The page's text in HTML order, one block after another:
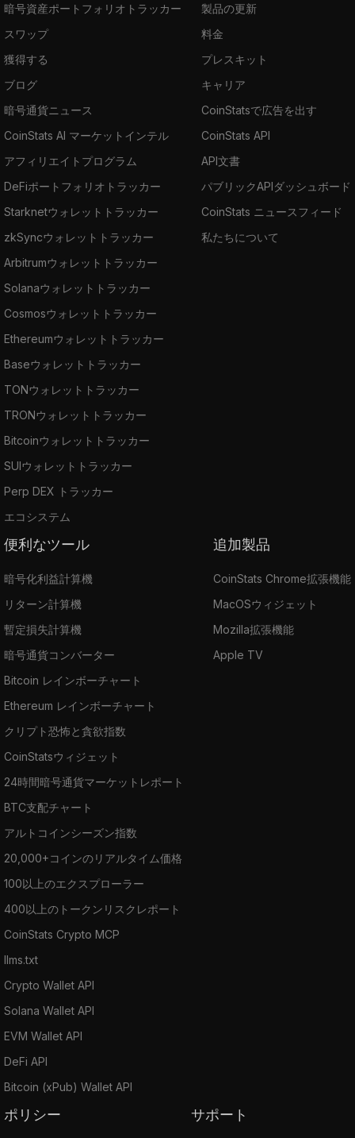
暗号資産ポートフォリオトラッカー
スワップ
獲得する
ブログ
暗号通貨ニュース
CoinStats AI マーケットインテル
アフィリエイトプログラム
DeFiポートフォリオトラッカー
Starknetウォレットトラッカー
zkSyncウォレットトラッカー
Arbitrumウォレットトラッカー
Solanaウォレットトラッカー
Cosmosウォレットトラッカー
Ethereumウォレットトラッカー
Baseウォレットトラッカー
TONウォレットトラッカー
TRONウォレットトラッカー
Bitcoinウォレットトラッカー
SUIウォレットトラッカー
Perp DEX トラッカー
エコシステム
製品の更新
料金
プレスキット
キャリア
CoinStatsで広告を出す
CoinStats API
API文書
パブリックAPIダッシュボード
CoinStats ニュースフィード
私たちについて
便利なツール
暗号化利益計算機
リターン計算機
暫定損失計算機
暗号通貨コンバーター
Bitcoin レインボーチャート
Ethereum レインボーチャート
クリプト恐怖と貪欲指数
CoinStatsウィジェット
24時間暗号通貨マーケットレポート
BTC支配チャート
アルトコインシーズン指数
20,000+コインのリアルタイム価格
100以上のエクスプローラー
400以上のトークンリスクレポート
CoinStats Crypto MCP
llms.txt
Crypto Wallet API
Solana Wallet API
EVM Wallet API
DeFi API
Bitcoin (xPub) Wallet API
追加製品
CoinStats Chrome拡張機能
MacOSウィジェット
Mozilla拡張機能
Apple TV
ポリシー サポート